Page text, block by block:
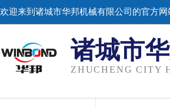
欢迎来到诸城市华邦机械有限公司的官方网
诸城市
ZHUCHENG CITY